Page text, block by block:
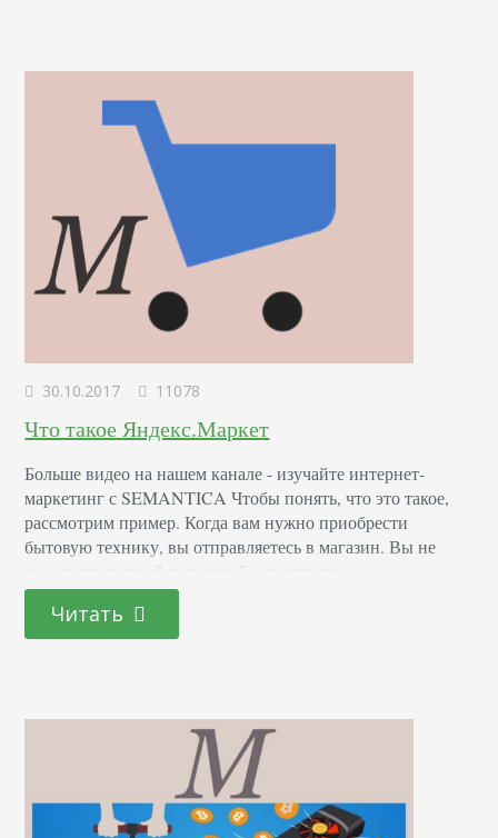
напрямую…
30.10.2017 11078
Что такое Яндекс.Маркет
Больше видео на нашем канале - изучайте интернет-
маркетинг с SEMANTICA Чтобы понять, что это такое,
рассмотрим пример. Когда вам нужно приобрести
бытовую технику, вы отправляетесь в магазин. Вы не
покупаете первый попавшийся телевизор или
холодильник. Вы пройдетесь по нескольким магазинам,
посмотрите, где цена ниже, где есть нужная расцветка, где
более выгодные условия кредитования. Вы обязательно
Читать